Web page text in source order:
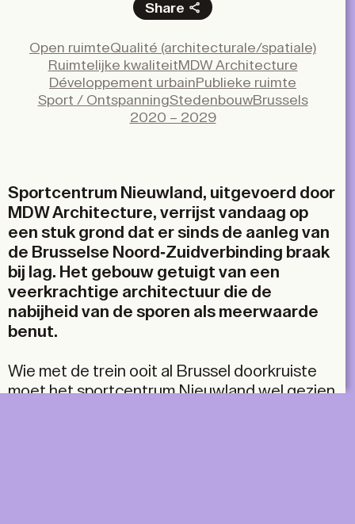
Share
X
LinkedIn
Email
Open ruimteQualité (architecturale/spatiale)
Ruimtelijke kwaliteitMDW Architecture
Développement urbainPublieke ruimte
Sport / OntspanningStedenbouwBrussels
2020 – 2029
Sportcentrum Nieuwland, uitgevoerd door
MDW Architecture, verrijst vandaag op
een stuk grond dat er sinds de aanleg van
de Brusselse Noord-Zuidverbinding braak
bij lag. Het gebouw getuigt van een
veerkrachtige architectuur die de
nabijheid van de sporen als meerwaarde
benut.
Wie met de trein ooit al Brussel doorkruiste
moet het sportcentrum Nieuwland wel gezien